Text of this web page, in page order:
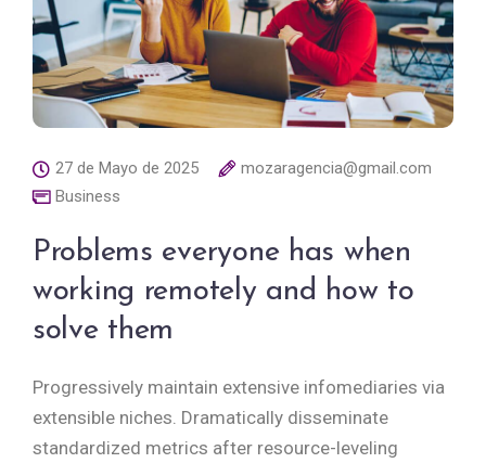
27 de Mayo de 2025
mozaragencia@gmail.com
Business
Problems everyone has when
working remotely and how to
solve them
Progressively maintain extensive infomediaries via
extensible niches. Dramatically disseminate
standardized metrics after resource-leveling